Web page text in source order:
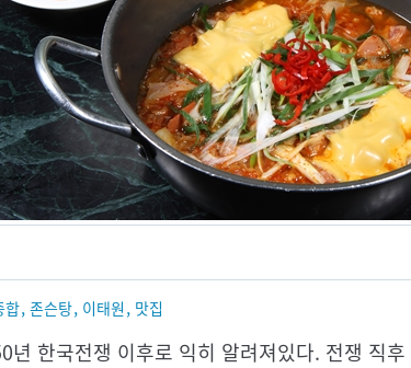
합, 존슨탕, 이태원, 맛집
년 한국전쟁 이후로 익히 알려져있다. 전쟁 직